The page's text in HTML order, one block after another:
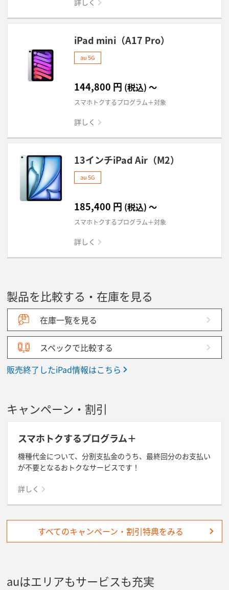
詳しく
iPad mini（A17 Pro）
au 5G
144,800 円 (税込) ～
スマホトクするプログラム＋対象
詳しく
13インチiPad Air（M2）
au 5G
185,400 円 (税込) ～
スマホトクするプログラム＋対象
詳しく
製品を比較する・在庫を見る
在庫一覧を見る
スペックで比較する
販売終了したiPad情報はこちら
キャンペーン・割引
スマホトクするプログラム＋
機種代金について、分割支払金のうち、最終回分のお支払い
が不要となるおトクなサービスです！
詳しく
すべてのキャンペーン・割引特典をみる
auはエリアもサービスも充実